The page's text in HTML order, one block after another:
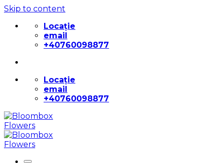
Skip to content
Locație
email
+40760098877
Locație
email
+40760098877